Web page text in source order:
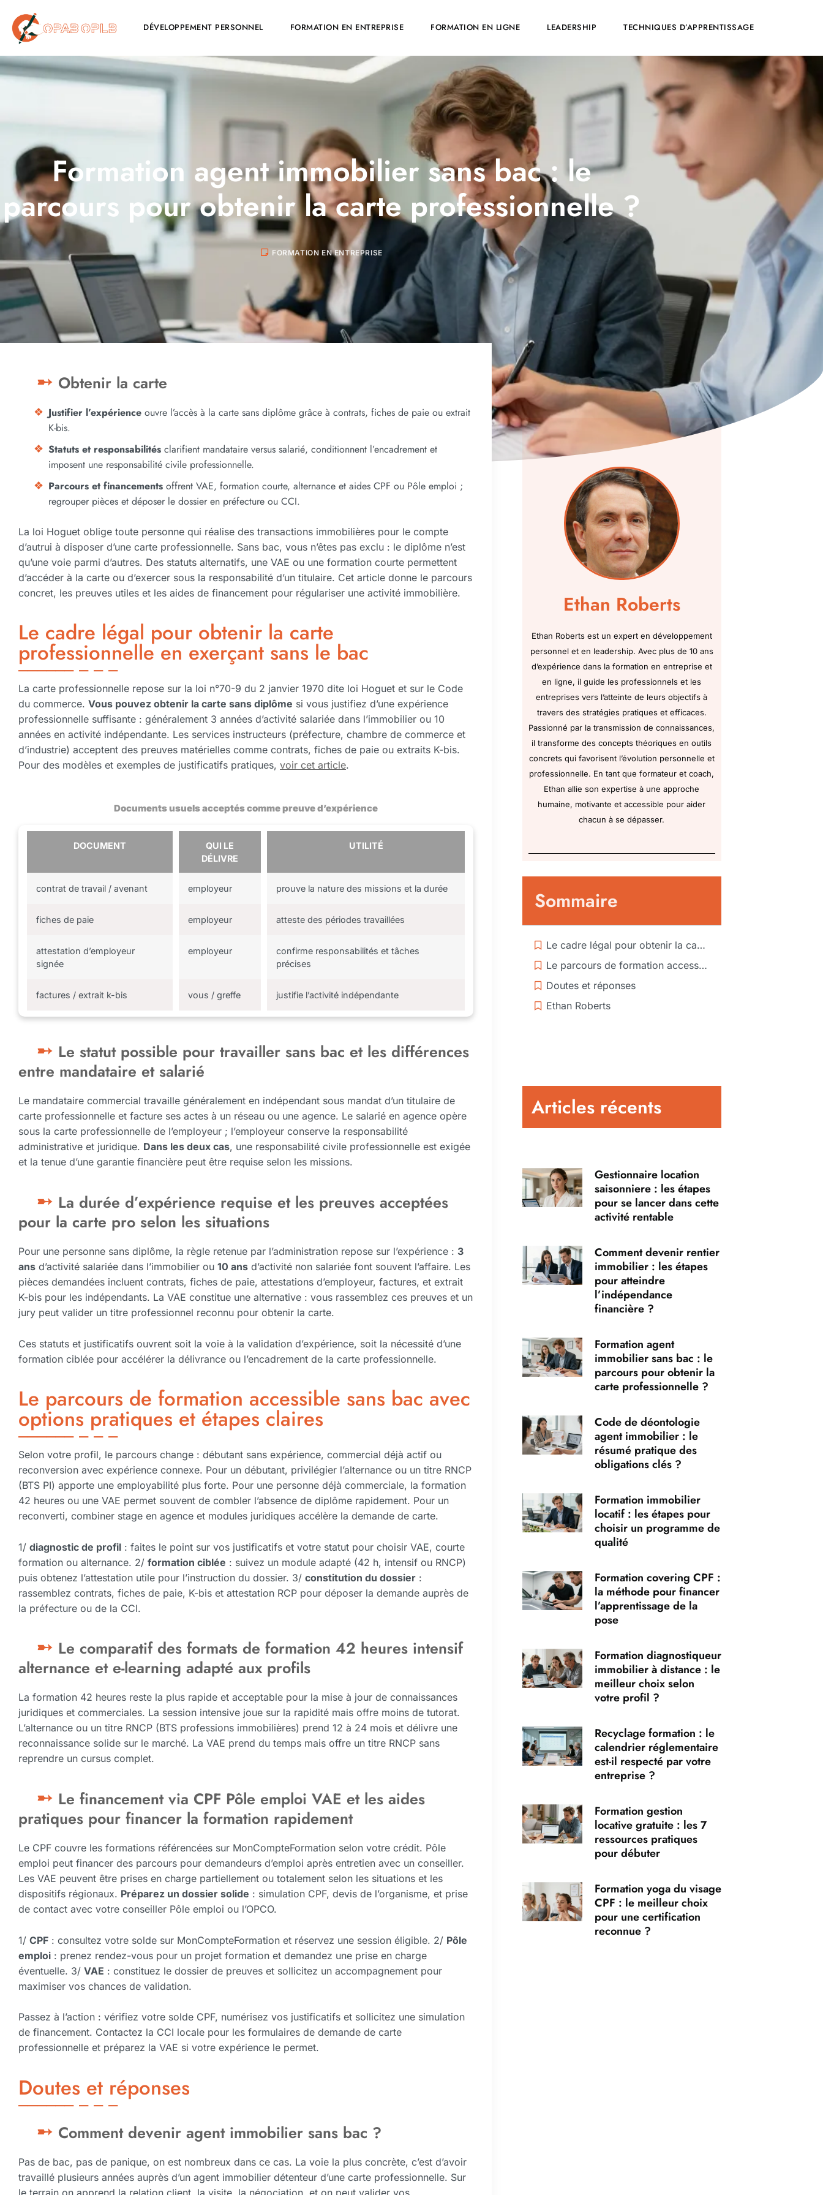
DÉVELOPPEMENT PERSONNEL FORMATION EN ENTREPRISE FORMATION EN LIGNE LEADERSHIP TECHNIQUES D’APPRENTISSAGE
Formation agent immobilier sans bac : le
parcours pour obtenir la carte professionnelle ?
FORMATION EN ENTREPRISE
Obtenir la carte
Justifier l’expérience ouvre l’accès à la carte sans diplôme grâce à contrats, fiches de paie ou extrait
K-bis.
Statuts et responsabilités clarifient mandataire versus salarié, conditionnent l’encadrement et
imposent une responsabilité civile professionnelle.
Parcours et financements offrent VAE, formation courte, alternance et aides CPF ou Pôle emploi ;
regrouper pièces et déposer le dossier en préfecture ou CCI.
La loi Hoguet oblige toute personne qui réalise des transactions immobilières pour le compte
d’autrui à disposer d’une carte professionnelle. Sans bac, vous n’êtes pas exclu : le diplôme n’est
qu’une voie parmi d’autres. Des statuts alternatifs, une VAE ou une formation courte permettent
d’accéder à la carte ou d’exercer sous la responsabilité d’un titulaire. Cet article donne le parcours
concret, les preuves utiles et les aides de financement pour régulariser une activité immobilière.
Le cadre légal pour obtenir la carte
professionnelle en exerçant sans le bac
La carte professionnelle repose sur la loi n°70-9 du 2 janvier 1970 dite loi Hoguet et sur le Code
du commerce. Vous pouvez obtenir la carte sans diplôme si vous justifiez d’une expérience
professionnelle suffisante : généralement 3 années d’activité salariée dans l’immobilier ou 10
années en activité indépendante. Les services instructeurs (préfecture, chambre de commerce et
d’industrie) acceptent des preuves matérielles comme contrats, fiches de paie ou extraits K-bis.
Pour des modèles et exemples de justificatifs pratiques, voir cet article.
Documents usuels acceptés comme preuve d’expérience
DOCUMENT
QUI LE
DÉLIVRE
UTILITÉ
contrat de travail / avenant employeur prouve la nature des missions et la durée
fiches de paie employeur atteste des périodes travaillées
attestation d’employeur
signée
employeur
confirme responsabilités et tâches
précises
factures / extrait k-bis vous / greffe justifie l’activité indépendante
Le statut possible pour travailler sans bac et les différences
entre mandataire et salarié
Le mandataire commercial travaille généralement en indépendant sous mandat d’un titulaire de
carte professionnelle et facture ses actes à un réseau ou une agence. Le salarié en agence opère
sous la carte professionnelle de l’employeur ; l’employeur conserve la responsabilité
administrative et juridique. Dans les deux cas, une responsabilité civile professionnelle est exigée
et la tenue d’une garantie financière peut être requise selon les missions.
La durée d’expérience requise et les preuves acceptées
pour la carte pro selon les situations
Pour une personne sans diplôme, la règle retenue par l’administration repose sur l’expérience : 3
ans d’activité salariée dans l’immobilier ou 10 ans d’activité non salariée font souvent l’affaire. Les
pièces demandées incluent contrats, fiches de paie, attestations d’employeur, factures, et extrait
K-bis pour les indépendants. La VAE constitue une alternative : vous rassemblez ces preuves et un
jury peut valider un titre professionnel reconnu pour obtenir la carte.
Ces statuts et justificatifs ouvrent soit la voie à la validation d’expérience, soit la nécessité d’une
formation ciblée pour accélérer la délivrance ou l’encadrement de la carte professionnelle.
Le parcours de formation accessible sans bac avec
options pratiques et étapes claires
Selon votre profil, le parcours change : débutant sans expérience, commercial déjà actif ou
reconversion avec expérience connexe. Pour un débutant, privilégier l’alternance ou un titre RNCP
(BTS PI) apporte une employabilité plus forte. Pour une personne déjà commerciale, la formation
42 heures ou une VAE permet souvent de combler l’absence de diplôme rapidement. Pour un
reconverti, combiner stage en agence et modules juridiques accélère la demande de carte.
1/ diagnostic de profil : faites le point sur vos justificatifs et votre statut pour choisir VAE, courte
formation ou alternance. 2/ formation ciblée : suivez un module adapté (42 h, intensif ou RNCP)
puis obtenez l’attestation utile pour l’instruction du dossier. 3/ constitution du dossier :
rassemblez contrats, fiches de paie, K-bis et attestation RCP pour déposer la demande auprès de
la préfecture ou de la CCI.
Le comparatif des formats de formation 42 heures intensif
alternance et e-learning adapté aux profils
La formation 42 heures reste la plus rapide et acceptable pour la mise à jour de connaissances
juridiques et commerciales. La session intensive joue sur la rapidité mais offre moins de tutorat.
L’alternance ou un titre RNCP (BTS professions immobilières) prend 12 à 24 mois et délivre une
reconnaissance solide sur le marché. La VAE prend du temps mais offre un titre RNCP sans
reprendre un cursus complet.
Le financement via CPF Pôle emploi VAE et les aides
pratiques pour financer la formation rapidement
Le CPF couvre les formations référencées sur MonCompteFormation selon votre crédit. Pôle
emploi peut financer des parcours pour demandeurs d’emploi après entretien avec un conseiller.
Les VAE peuvent être prises en charge partiellement ou totalement selon les situations et les
dispositifs régionaux. Préparez un dossier solide : simulation CPF, devis de l’organisme, et prise
de contact avec votre conseiller Pôle emploi ou l’OPCO.
1/ CPF : consultez votre solde sur MonCompteFormation et réservez une session éligible. 2/ Pôle
emploi : prenez rendez-vous pour un projet formation et demandez une prise en charge
éventuelle. 3/ VAE : constituez le dossier de preuves et sollicitez un accompagnement pour
maximiser vos chances de validation.
Passez à l’action : vérifiez votre solde CPF, numérisez vos justificatifs et sollicitez une simulation
de financement. Contactez la CCI locale pour les formulaires de demande de carte
professionnelle et préparez la VAE si votre expérience le permet.
Doutes et réponses
Comment devenir agent immobilier sans bac ?
Pas de bac, pas de panique, on est nombreux dans ce cas. La voie la plus concrète, c’est d’avoir
travaillé plusieurs années auprès d’un agent immobilier détenteur d’une carte professionnelle. Sur
le terrain on apprend la relation client, la visite, la négociation, et on peut valider vos
Ethan Roberts
Ethan Roberts est un expert en développement
personnel et en leadership. Avec plus de 10 ans
d’expérience dans la formation en entreprise et
en ligne, il guide les professionnels et les
entreprises vers l’atteinte de leurs objectifs à
travers des stratégies pratiques et efficaces.
Passionné par la transmission de connaissances,
il transforme des concepts théoriques en outils
concrets qui favorisent l’évolution personnelle et
professionnelle. En tant que formateur et coach,
Ethan allie son expertise à une approche
humaine, motivante et accessible pour aider
chacun à se dépasser.
Sommaire
Le cadre légal pour obtenir la carte professionnelle en exerçant sans le bac
Le parcours de formation accessible sans bac avec options pratiques et étapes claires
Doutes et réponses
Ethan Roberts
Articles récents
Gestionnaire location
saisonniere : les étapes
pour se lancer dans cette
activité rentable
Comment devenir rentier
immobilier : les étapes
pour atteindre
l’indépendance
financière ?
Formation agent
immobilier sans bac : le
parcours pour obtenir la
carte professionnelle ?
Code de déontologie
agent immobilier : le
résumé pratique des
obligations clés ?
Formation immobilier
locatif : les étapes pour
choisir un programme de
qualité
Formation covering CPF :
la méthode pour financer
l’apprentissage de la
pose
Formation diagnostiqueur
immobilier à distance : le
meilleur choix selon
votre profil ?
Recyclage formation : le
calendrier réglementaire
est-il respecté par votre
entreprise ?
Formation gestion
locative gratuite : les 7
ressources pratiques
pour débuter
Formation yoga du visage
CPF : le meilleur choix
pour une certification
reconnue ?